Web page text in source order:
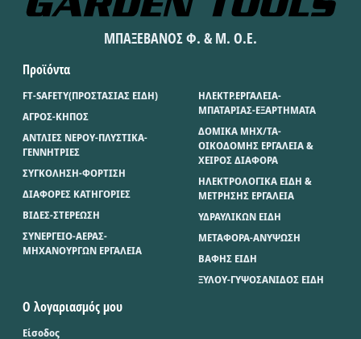
ΜΠΑΞΕΒΑΝΟΣ Φ. & Μ. Ο.Ε.
Προϊόντα
FT-SAFETY(ΠΡΟΣΤΑΣΙΑΣ ΕΙΔΗ)
ΑΓΡΟΣ-ΚΗΠΟΣ
ΑΝΤΛΙΕΣ ΝΕΡΟΥ-ΠΛΥΣΤΙΚΑ-
ΓΕΝΝΗΤΡΙΕΣ
ΣΥΓΚΟΛΗΣΗ-ΦΟΡΤΙΣΗ
ΔΙΑΦΟΡΕΣ ΚΑΤΗΓΟΡΙΕΣ
ΒΙΔΕΣ-ΣΤΕΡΕΩΣΗ
ΣΥΝΕΡΓΕΙΟ-ΑΕΡΑΣ-
ΜΗΧΑΝΟΥΡΓΩΝ ΕΡΓΑΛΕΙΑ
ΗΛΕΚΤΡ.ΕΡΓΑΛΕΙΑ-
ΜΠΑΤΑΡΙΑΣ-ΕΞΑΡΤΗΜΑΤΑ
ΔΟΜΙΚΑ ΜΗΧ/ΤΑ-
ΟΙΚΟΔΟΜΗΣ ΕΡΓΑΛΕΙΑ &
ΧΕΙΡΟΣ ΔΙΑΦΟΡΑ
ΗΛΕΚΤΡΟΛΟΓΙΚΑ ΕΙΔΗ &
ΜΕΤΡΗΣΗΣ ΕΡΓΑΛΕΙΑ
ΥΔΡΑΥΛΙΚΩΝ ΕΙΔΗ
ΜΕΤΑΦΟΡΑ-ΑΝΥΨΩΣΗ
ΒΑΦΗΣ ΕΙΔΗ
ΞΥΛΟΥ-ΓΥΨΟΣΑΝΙΔΟΣ ΕΙΔΗ
Ο λογαριασμός μου
Είσοδος